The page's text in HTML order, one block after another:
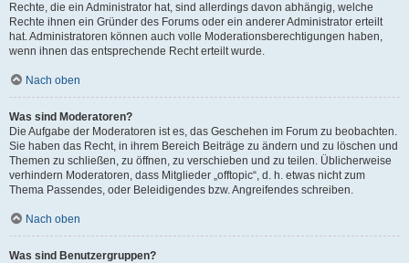
Rechte, die ein Administrator hat, sind allerdings davon abhängig, welche
Rechte ihnen ein Gründer des Forums oder ein anderer Administrator erteilt
hat. Administratoren können auch volle Moderationsberechtigungen haben,
wenn ihnen das entsprechende Recht erteilt wurde.
Nach oben
Was sind Moderatoren?
Die Aufgabe der Moderatoren ist es, das Geschehen im Forum zu beobachten.
Sie haben das Recht, in ihrem Bereich Beiträge zu ändern und zu löschen und
Themen zu schließen, zu öffnen, zu verschieben und zu teilen. Üblicherweise
verhindern Moderatoren, dass Mitglieder „offtopic“, d. h. etwas nicht zum
Thema Passendes, oder Beleidigendes bzw. Angreifendes schreiben.
Nach oben
Was sind Benutzergruppen?